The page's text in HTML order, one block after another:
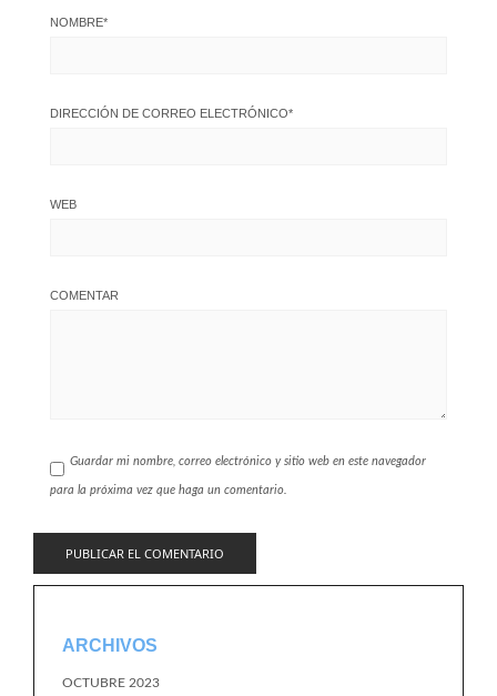
NOMBRE*
DIRECCIÓN DE CORREO ELECTRÓNICO*
WEB
COMENTAR
Guardar mi nombre, correo electrónico y sitio web en este navegador
para la próxima vez que haga un comentario.
ARCHIVOS
OCTUBRE 2023